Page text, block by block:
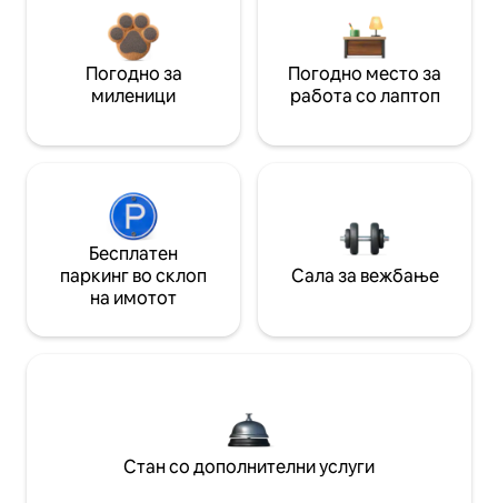
Погодно за
миленици
Погодно место за
работа со лаптоп
Бесплатен
паркинг во склоп
на имотот
Сала за вежбање
Стан со дополнителни услуги